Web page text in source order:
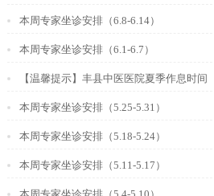
本周专家坐诊安排（6.8-6.14）
本周专家坐诊安排（6.1-6.7）
【温馨提示】丰县中医医院夏季作息时间
本周专家坐诊安排（5.25-5.31）
本周专家坐诊安排（5.18-5.24）
本周专家坐诊安排（5.11-5.17）